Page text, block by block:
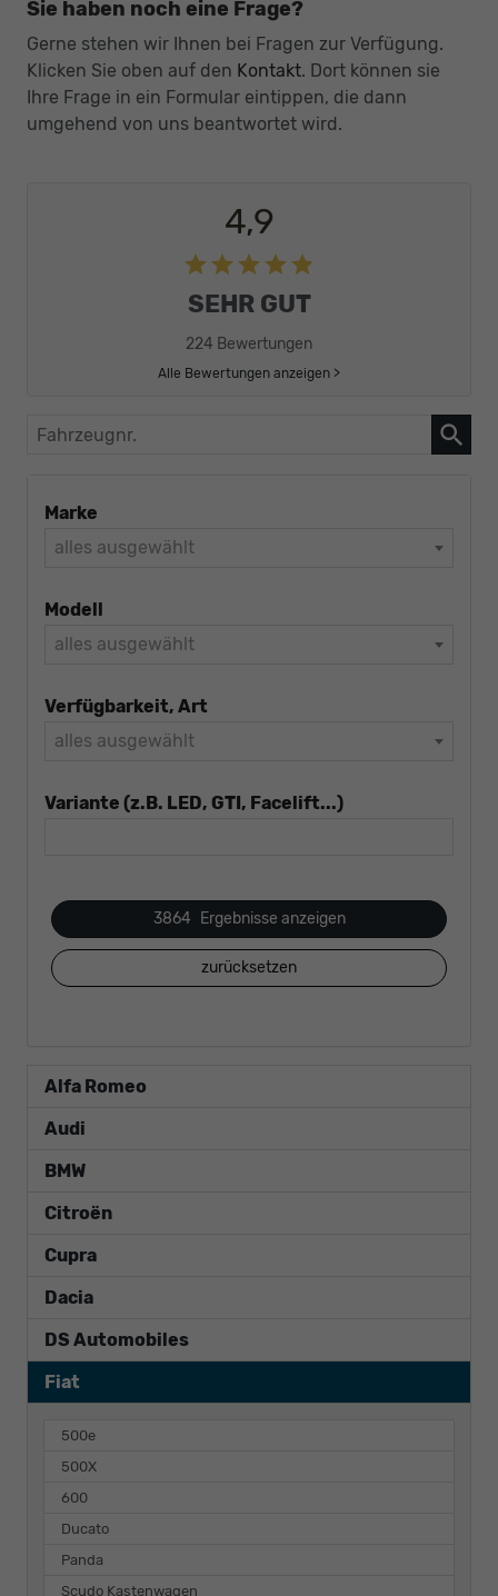
Sie haben noch eine Frage?
Gerne stehen wir Ihnen bei Fragen zur Verfügung.
Klicken Sie oben auf den Kontakt. Dort können sie
Ihre Frage in ein Formular eintippen, die dann
umgehend von uns beantwortet wird.
4,9
SEHR GUT
224 Bewertungen
Alle Bewertungen anzeigen >
Fahrzeugnr.
Marke
alles ausgewählt
Modell
alles ausgewählt
Verfügbarkeit, Art
alles ausgewählt
Variante (z.B. LED, GTI, Facelift...)
3864 Ergebnisse anzeigen
zurücksetzen
Alfa Romeo
Audi
BMW
Citroën
Cupra
Dacia
DS Automobiles
Fiat
500e
500X
600
Ducato
Panda
Scudo Kastenwagen